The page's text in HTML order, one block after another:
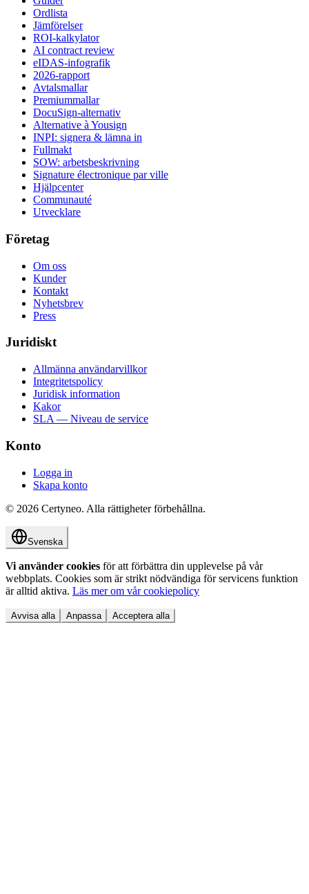
Ordlista
Jämförelser
ROI-kalkylator
AI contract review
eIDAS-infografik
2026-rapport
Avtalsmallar
Premiummallar
DocuSign-alternativ
Alternative à Yousign
INPI: signera & lämna in
Fullmakt
SOW: arbetsbeskrivning
Signature électronique par ville
Hjälpcenter
Communauté
Utvecklare
Företag
Om oss
Kunder
Kontakt
Nyhetsbrev
Press
Juridiskt
Allmänna användarvillkor
Integritetspolicy
Juridisk information
Kakor
SLA — Niveau de service
Konto
Logga in
Skapa konto
© 2026 Certyneo. Alla rättigheter förbehållna.
Svenska
Vi använder cookies för att förbättra din upplevelse på vår
webbplats. Cookies som är strikt nödvändiga för servicens funktion
är alltid aktiva. Läs mer om vår cookiepolicy
Avvisa alla Anpassa Acceptera alla